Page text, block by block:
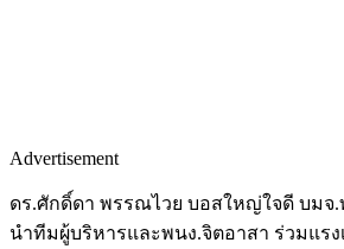
Advertisement
ดร.ศักดิ์ดา พรรณไวย บอสใหญ่ใจดี บมจ.
นำทีมผู้บริหารและพนง.จิตอาสา ร่วมแรง